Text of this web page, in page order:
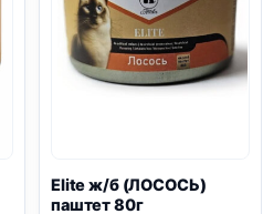
375г
Elite ж/б (ЛОСОСЬ)
паштет 80г